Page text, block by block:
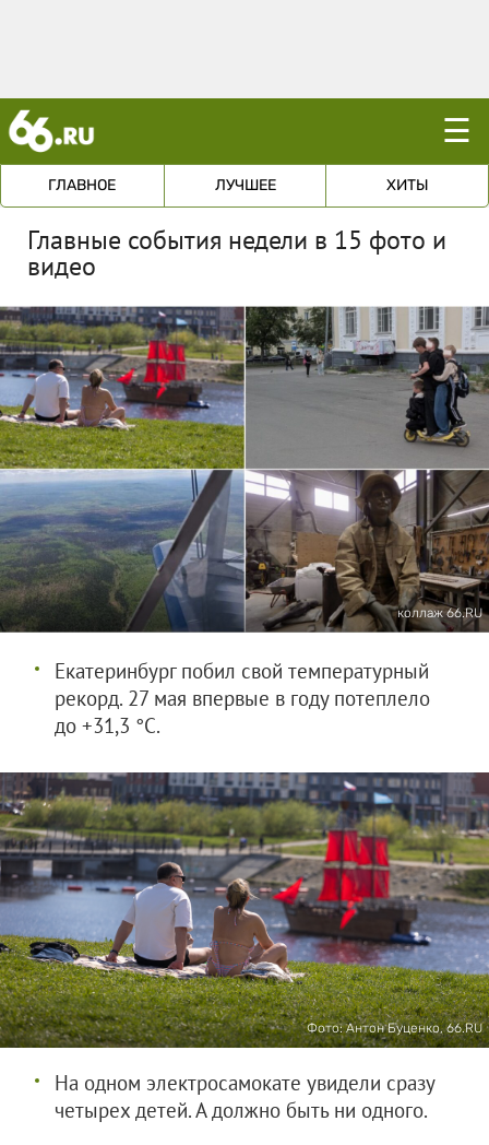
☰
ГЛАВНОЕ ЛУЧШЕЕ ХИТЫ
Главные события недели в 15 фото и
видео
коллаж 66.RU
Екатеринбург побил свой температурный
рекорд. 27 мая впервые в году потеплело
до +31,3 °C.
Фото: Антон Буценко, 66.RU
На одном электросамокате увидели сразу
четырех детей. А должно быть ни одного.